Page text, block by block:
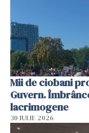
Mii de ciobani
Guvern.
lacrimogene
30 IULIE 2026